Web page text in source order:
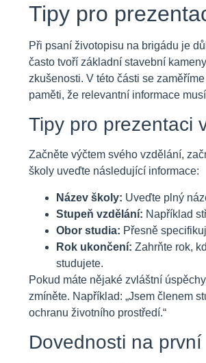
Tipy pro
Při psaní životopisu na brigádu je
často tvoří základní stavební
zkušenosti. V této části se
paměti, že relevantní informace
Tipy pro prezentaci
Začněte výčtem svého vzdělání,
školy uveďte následující informace:
Název školy: Uveďte plný
Stupeň vzdělání: Například
Obor studia: Přesně
Rok ukončení: Zahrňte rok,
studujete.
Pokud máte nějaké zvláštní
zmíněte. Například: „Jsem členem
ochranu životního prostředí.“
Dovednosti na